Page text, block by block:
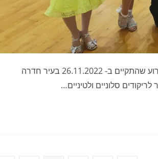
חזרו מתחרות חדרה עם מדליות ועם מקומות ראשוניים! כ-200 רקדנים הגיעו לאירוע שהתקיים ב- 26.11.2022 בעיר חדרה
סלוניים ולטיניים…